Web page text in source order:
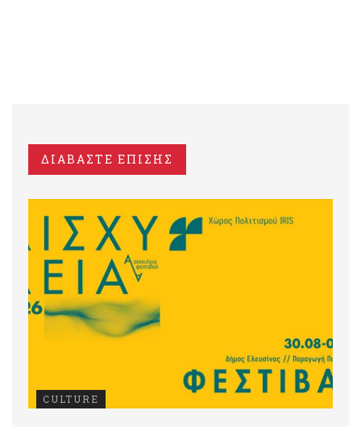
ΔΙΑΒΑΣΤΕ ΕΠΙΣΗΣ
CULTURE